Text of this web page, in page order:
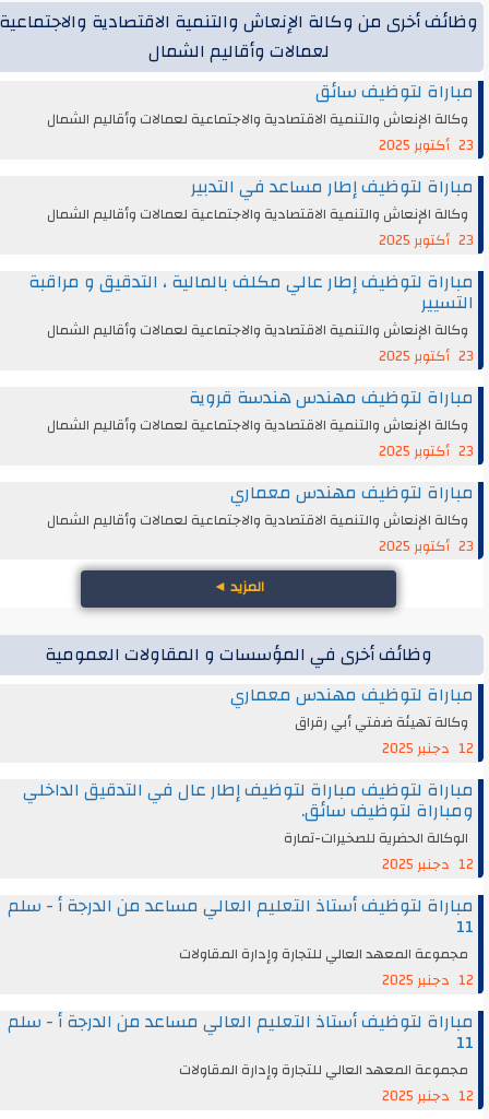
وظائف أخرى من وكالة الإنعاش والتنمية الاقتصادية والاجتماعية
لعمالات وأقاليم الشمال
مباراة لتوظيف سائق
وكالة الإنعاش والتنمية الاقتصادية والاجتماعية لعمالات وأقاليم الشمال
23 أكتوبر 2025
مباراة لتوظيف إطار مساعد في التدبير
وكالة الإنعاش والتنمية الاقتصادية والاجتماعية لعمالات وأقاليم الشمال
23 أكتوبر 2025
مباراة لتوظيف إطار عالي مكلف بالمالية ، التدقيق و مراقبة
التسيير
وكالة الإنعاش والتنمية الاقتصادية والاجتماعية لعمالات وأقاليم الشمال
23 أكتوبر 2025
مباراة لتوظيف مهندس هندسة قروية
وكالة الإنعاش والتنمية الاقتصادية والاجتماعية لعمالات وأقاليم الشمال
23 أكتوبر 2025
مباراة لتوظيف مهندس معماري
وكالة الإنعاش والتنمية الاقتصادية والاجتماعية لعمالات وأقاليم الشمال
23 أكتوبر 2025
المزيد◄
وظائف أخرى في المؤسسات و المقاولات العمومية
مباراة لتوظيف مهندس معماري
وكالة تهيئة ضفتي أبي رقراق
12 دجنبر 2025
مباراة لتوظيف مباراة لتوظيف إطار عال في التدقيق الداخلي
ومباراة لتوظيف سائق.
الوكالة الحضرية للصخيرات-تمارة
12 دجنبر 2025
مباراة لتوظيف أستاذ التعليم العالي مساعد من الدرجة أ - سلم
11
مجموعة المعهد العالي للتجارة وإدارة المقاولات
12 دجنبر 2025
مباراة لتوظيف أستاذ التعليم العالي مساعد من الدرجة أ - سلم
11
مجموعة المعهد العالي للتجارة وإدارة المقاولات
12 دجنبر 2025